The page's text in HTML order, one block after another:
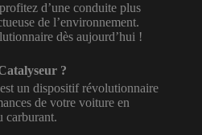
d’une conduite plus
de l’environnement.
dès aujourd’hui !
?
un dispositif révolutionnaire
de votre voiture en
carburant.